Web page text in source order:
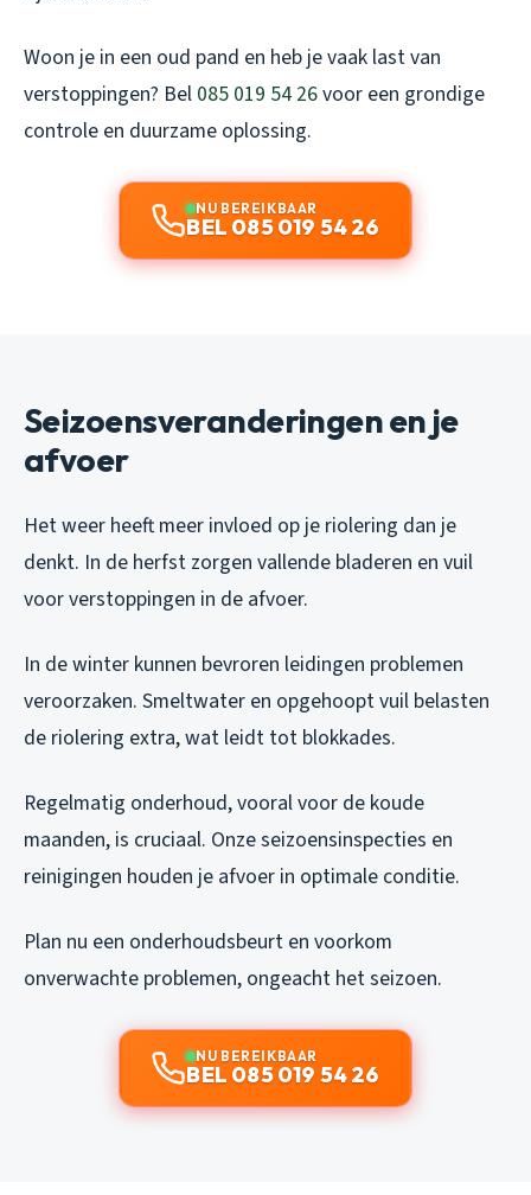
Woon je in een oud pand en heb je vaak last van
verstoppingen? Bel 085 019 54 26voor een grondige
controle en duurzame oplossing.
NU BEREIKBAAR
BEL 085 019 54 26
Seizoensveranderingen en je
afvoer
Het weer heeft meer invloed op je riolering dan je
denkt. In de herfst zorgen vallende bladeren en vuil
voor verstoppingen in de afvoer.
In de winter kunnen bevroren leidingen problemen
veroorzaken. Smeltwater en opgehoopt vuil belasten
de riolering extra, wat leidt tot blokkades.
Regelmatig onderhoud, vooral voor de koude
maanden, is cruciaal. Onze seizoensinspecties en
reinigingen houden je afvoer in optimale conditie.
Plan nu een onderhoudsbeurt en voorkom
onverwachte problemen, ongeacht het seizoen.
NU BEREIKBAAR
BEL 085 019 54 26